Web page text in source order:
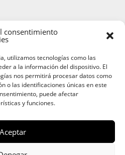
consentimiento
utilizamos tecnologías como las
a la información del dispositivo. El
nos permitirá procesar datos como
o las identificaciones únicas en este
puede afectar
y funciones.
Aceptar